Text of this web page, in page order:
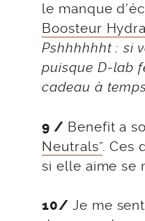
le manque
Boosteur
Pshhhhhht : si
puisque D-lab
cadeau à
9 / Benefit a
Neutrals”. Ces
si elle aime se
10/ Je me